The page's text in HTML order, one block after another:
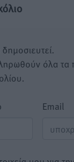
όλα τα
Email